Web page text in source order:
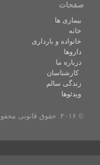
صفحات
بیماری ها
خانه
خانواده و بارداری
داروها
درباره ما
کارشناسان
زندگی سالم
ویدئوها
© ۲۰۱۶. حقوق قانونی محفوظ است.